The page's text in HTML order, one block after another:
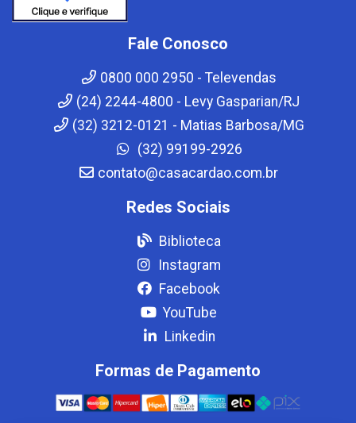
Fale Conosco
0800 000 2950 - Televendas
(24) 2244-4800 - Levy Gasparian/RJ
(32) 3212-0121 - Matias Barbosa/MG
(32) 99199-2926
contato@casacardao.com.br
Redes Sociais
Biblioteca
Instagram
Facebook
YouTube
Linkedin
Formas de Pagamento